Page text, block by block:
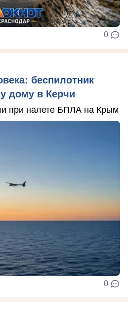
0
беспилотник
дому в Керчи
при налете БПЛА на Крым
0